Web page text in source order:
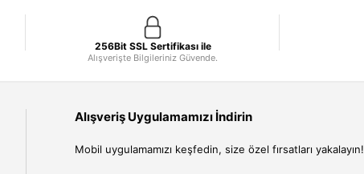
256Bit SSL Sertifikası ile
Alışverişte Bilgileriniz Güvende.
Alışveriş Uygulamamızı İndirin
Mobil uygulamamızı keşfedin, size özel fırsatları yakalayın!